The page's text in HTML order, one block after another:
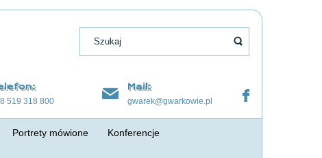
519 318 800
Mail:
gwarek@gwarkowie.pl
Portrety mówione Konferencje